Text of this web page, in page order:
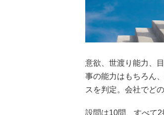
意欲、世渡り能力、
事の能力はもちろん
スを判定。会社でど
設問は10問、すべて